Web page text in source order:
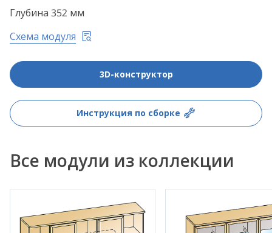
Глубина 352 мм
Схема модуля
3D-конструктор
Инструкция по сборке
Все модули из коллекции